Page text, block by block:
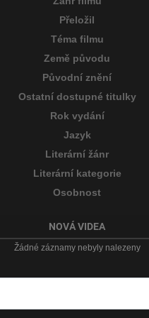
Přeložil
Téma filmu
Země původu
Původní znění
Ostatní dostupné titulky
Rok vydání
Jazyk
Literární žánr
Literární kategorie
Osobnost
NOVÁ VIDEA
Žádné záznamy nebyly nalezeny